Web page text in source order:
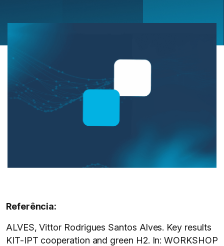
Referência:
ALVES, Vittor Rodrigues Santos Alves. Key results
KIT-IPT cooperation and green H2. In: WORKSHOP